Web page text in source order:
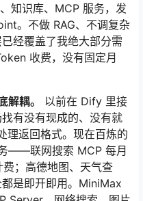
知识库、MCP 服务，发
。不做 RAG、不调复杂
经覆盖了我绝大部分需
收费，没有固定月
耦。
以前在 Dify 里接
有没有现成的、没有就
理返回格式。现在百炼的
——联网搜索 MCP 每月
；高德地图、天气查
是即开即用。MiniMax